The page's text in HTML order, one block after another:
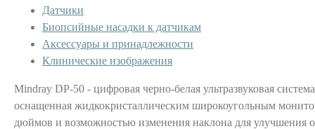
Датчики
Биопсийные насадки к датчикам
Аксессуары и принадлежности
Клинические изображения
Mindray DP-50 - цифровая черно-белая ультразвуковая
оснащенная жидкокристаллическим широкоугольным
дюймов и возможностью изменения наклона для улучшения